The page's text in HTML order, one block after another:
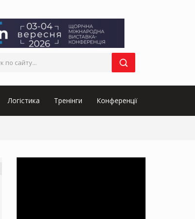
Логістика Тренінги Конференції